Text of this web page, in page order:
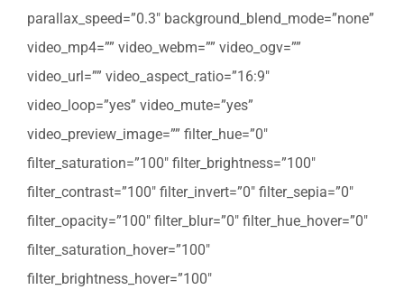
parallax_speed=”0.3″ background_blend_mode=”none”
video_mp4=”” video_webm=”” video_ogv=””
video_url=”” video_aspect_ratio=”16:9″
video_loop=”yes” video_mute=”yes”
video_preview_image=”” filter_hue=”0″
filter_saturation=”100″ filter_brightness=”100″
filter_contrast=”100″ filter_invert=”0″ filter_sepia=”0″
filter_opacity=”100″ filter_blur=”0″ filter_hue_hover=”0″
filter_saturation_hover=”100″
filter_brightness_hover=”100″